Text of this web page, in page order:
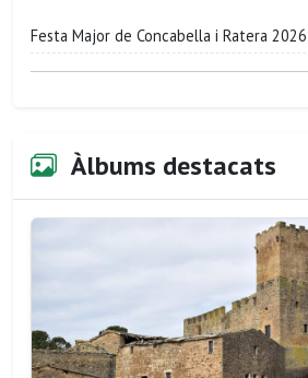
Festa Major de Concabella i Ratera 2026
Àlbums destacats